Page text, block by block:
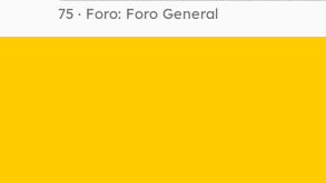
75
Foro: Foro General